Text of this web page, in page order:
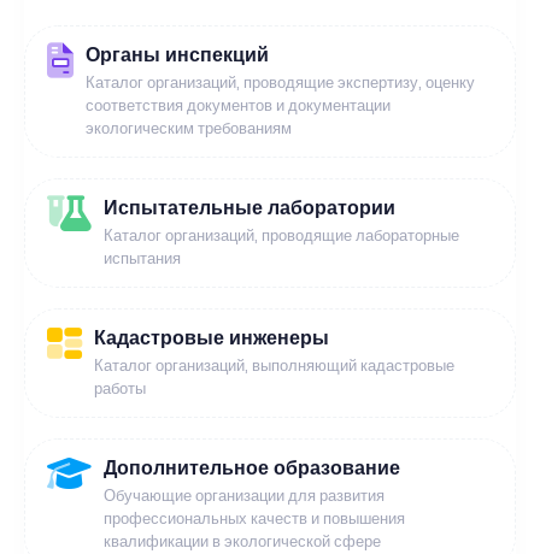
Органы инспекций
Каталог организаций, проводящие экспертизу, оценку
соответствия документов и документации
экологическим требованиям
Испытательные лаборатории
Каталог организаций, проводящие лабораторные
испытания
Кадастровые инженеры
Каталог организаций, выполняющий кадастровые
работы
Дополнительное образование
Обучающие организации для развития
профессиональных качеств и повышения
квалификации в экологической сфере